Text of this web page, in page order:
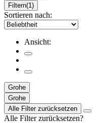
Filtern(1)
Sortieren nach:
Ansicht:
Grohe
Grohe
Alle Filter zurücksetzen
Alle Filter zurücksetzen?